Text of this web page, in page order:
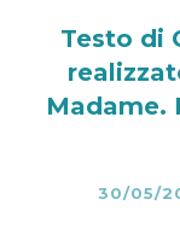
Testo di
Madame.
30/05/